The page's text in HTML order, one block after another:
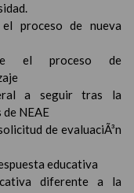
el proceso de nueva
el proceso de
a seguir tras la
de NEAE
de evaluaciÃ³n
educativa
diferente a la